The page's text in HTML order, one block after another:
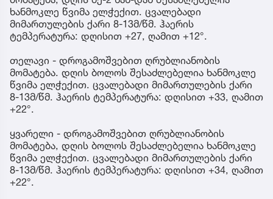
ხანმოკლე წვიმა ელჭექით. ცვალებადი
მიმართულების ქარი 8-13მ/წმ. ჰაერის
ტემპერატურა: დღისით +27, ღამით +12°.
თელავი - დროგამოშვებით ღრუბლიანობის
მომატება. დღის ბოლოს შესაძლებელია ხანმოკლე
წვიმა ელჭექით. ცვალებადი მიმართულების ქარი
8-13მ/წმ. ჰაერის ტემპერატურა: დღისით +33, ღამით
+22°.
ყვარელი - დროგამოშვებით ღრუბლიანობის
მომატება, დღის ბოლოს შესაძლებელია ხანმოკლე
წვიმა ელჭექით. ცვალებადი მიმართულების ქარი
8-13მ/წმ. ჰაერის ტემპერატურა: დღისით +34, ღამით
+22°.